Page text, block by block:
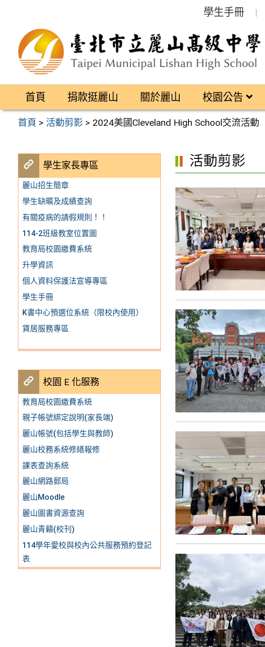
區
學生手冊
首頁 捐款挺麗山 關於麗山 校園公告
首頁 > 活動剪影 > 2024美國Cleveland High School交流活動
學生家長專區
麗山招生簡章
學生缺曠及成績查詢
有關疫病的請假規則！！
114-2班級教室位置圖
教育局校園繳費系統
升學資訊
個人資料保護法宣導專區
學生手冊
K書中心預選位系統（限校內使用）
賃居服務專區
校園 E 化服務
教育局校園繳費系統
親子帳號綁定說明(家長端)
麗山帳號(包括學生與教師)
麗山校務系統修繕報修
課表查詢系統
麗山網路郵局
麗山Moodle
麗山圖書資源查詢
麗山青籟(校刊)
114學年愛校與校內公共服務預約登記
表
活動剪影